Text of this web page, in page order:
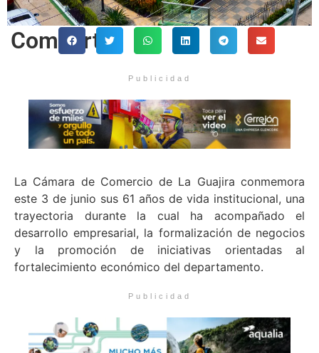
Comparte
Publicidad
La Cámara de Comercio de La Guajira conmemora
este 3 de junio sus 61 años de vida institucional, una
trayectoria durante la cual ha acompañado el
desarrollo empresarial, la formalización de negocios
y la promoción de iniciativas orientadas al
fortalecimiento económico del departamento.
Publicidad